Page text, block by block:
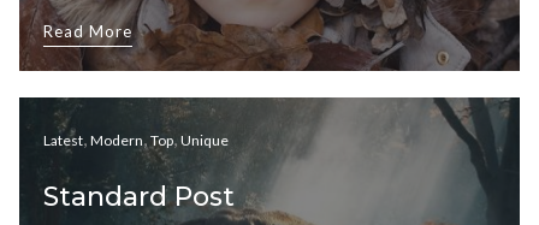
Read More
Latest, Modern, Top, Unique
Standard Post